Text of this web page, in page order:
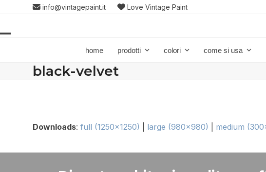
info@vintagepaint.it Love Vintage Paint
home prodotti colori come si usa
black-velvet
Downloads:full (1250x1250) large (980x980) medium